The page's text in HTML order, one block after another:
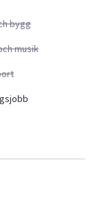
bygg
musik